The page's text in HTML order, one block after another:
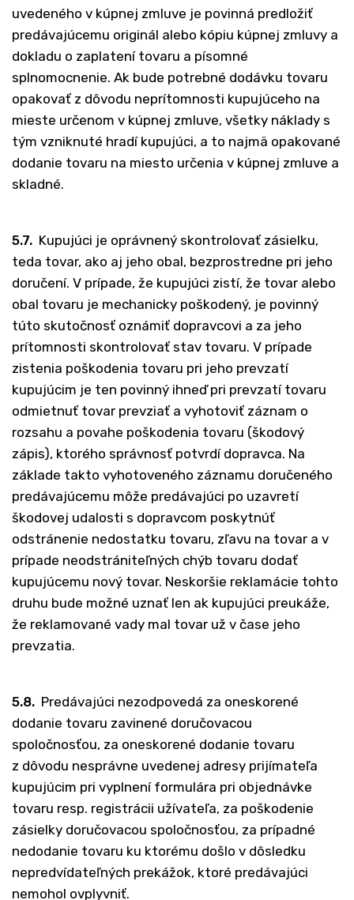
uvedeného v kúpnej zmluve je povinná predložiť
predávajúcemu originál alebo kópiu kúpnej zmluvy a
dokladu o zaplatení tovaru a písomné
splnomocnenie. Ak bude potrebné dodávku tovaru
opakovať z dôvodu neprítomnosti kupujúceho na
mieste určenom v kúpnej zmluve, všetky náklady s
tým vzniknuté hradí kupujúci, a to najmä opakované
dodanie tovaru na miesto určenia v kúpnej zmluve a
skladné.
5.7. Kupujúci je oprávnený skontrolovať zásielku,
teda tovar, ako aj jeho obal, bezprostredne pri jeho
doručení. V prípade, že kupujúci zistí, že tovar alebo
obal tovaru je mechanicky poškodený, je povinný
túto skutočnosť oznámiť dopravcovi a za jeho
prítomnosti skontrolovať stav tovaru. V prípade
zistenia poškodenia tovaru pri jeho prevzatí
kupujúcim je ten povinný ihneď pri prevzatí tovaru
odmietnuť tovar prevziať a vyhotoviť záznam o
rozsahu a povahe poškodenia tovaru (škodový
zápis), ktorého správnosť potvrdí dopravca. Na
základe takto vyhotoveného záznamu doručeného
predávajúcemu môže predávajúci po uzavretí
škodovej udalosti s dopravcom poskytnúť
odstránenie nedostatku tovaru, zľavu na tovar a v
prípade neodstrániteľných chýb tovaru dodať
kupujúcemu nový tovar. Neskoršie reklamácie tohto
druhu bude možné uznať len ak kupujúci preukáže,
že reklamované vady mal tovar už v čase jeho
prevzatia.
5.8. Predávajúci nezodpovedá za oneskorené
dodanie tovaru zavinené doručovacou
spoločnosťou, za oneskorené dodanie tovaru
z dôvodu nesprávne uvedenej adresy prijímateľa
kupujúcim pri vyplnení formulára pri objednávke
tovaru resp. registrácii užívateľa, za poškodenie
zásielky doručovacou spoločnosťou, za prípadné
nedodanie tovaru ku ktorému došlo v dôsledku
nepredvídateľných prekážok, ktoré predávajúci
nemohol ovplyvniť.